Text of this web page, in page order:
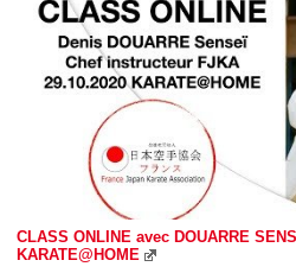
CLASS ONLINE avec DOUARRE
KARATE@HOME